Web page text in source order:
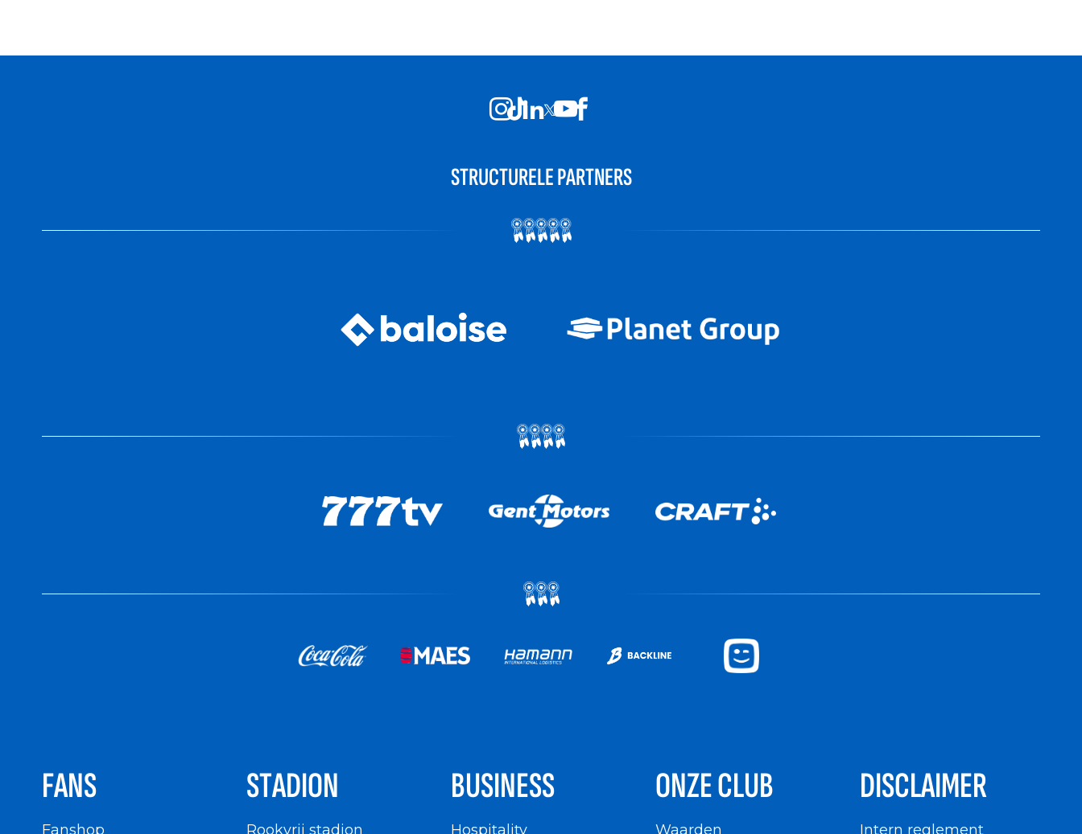
STRUCTURELE PARTNERS
FANS
Fanshop
STADION
Rookvrij stadion
BUSINESS
Hospitality
ONZE CLUB
Waarden
DISCLAIMER
Intern reglement